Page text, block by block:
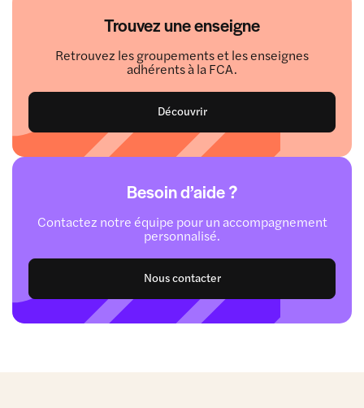
Trouvez une enseigne
Retrouvez les groupements et les enseignes
adhérents à la FCA.
Découvrir
Besoin d’aide ?
Contactez notre équipe pour un accompagnement
personnalisé.
Nous contacter